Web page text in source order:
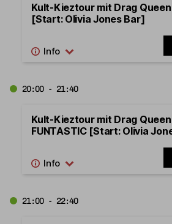
Kult-Kieztour mit Drag Queen
[Start: Olivia Jones Bar]
20:00 - 21:40
Kult-Kieztour mit Drag Queen
FUNTASTIC [Start: Olivia
21:00 - 22:40